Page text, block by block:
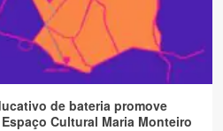
de bateria promove
Cultural Maria Monteiro